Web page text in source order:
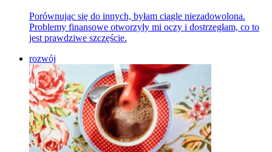
Porównując się do innych, byłam ciągle niezadowolona.
Problemy finansowe otworzyły mi oczy i dostrzegłam, co to
jest prawdziwe szczęście.
rozwój